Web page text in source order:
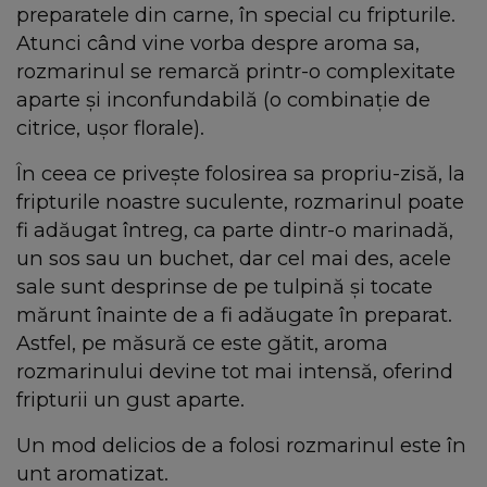
preparatele din carne, în special cu fripturile.
Atunci când vine vorba despre aroma sa,
rozmarinul se remarcă printr-o complexitate
aparte și inconfundabilă (o combinație de
citrice, ușor florale).
În ceea ce privește folosirea sa propriu-zisă, la
fripturile noastre suculente, rozmarinul poate
fi adăugat întreg, ca parte dintr-o marinadă,
un sos sau un buchet, dar cel mai des, acele
sale sunt desprinse de pe tulpină și tocate
mărunt înainte de a fi adăugate în preparat.
Astfel, pe măsură ce este gătit, aroma
rozmarinului devine tot mai intensă, oferind
fripturii un gust aparte.
Un mod delicios de a folosi rozmarinul este în
unt aromatizat.